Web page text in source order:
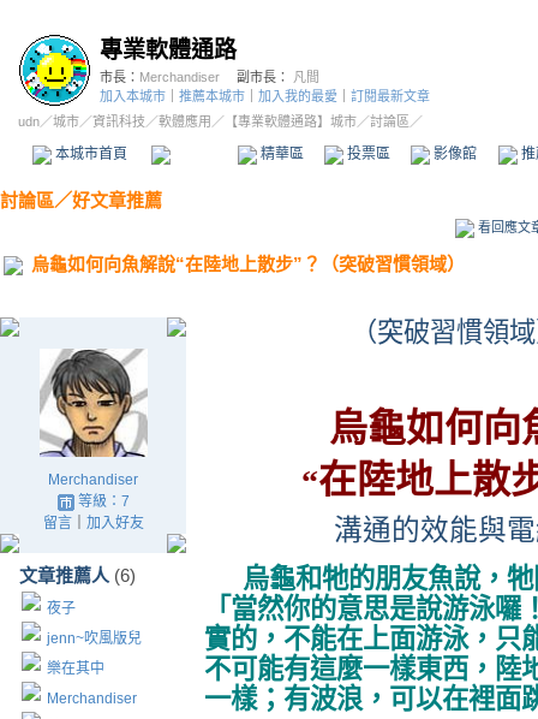
專業軟體通路
市長： Merchandiser 副市長：
凡間
加入本城市
推薦本城市 加入我的最愛
訂閱最新文章
udn／城市／資訊科技 ／軟體應用 ／ 【專業軟體通路】城市／討論區／
本城市首頁 精華區 投票區 影像館
討論區／好文章推薦
看回應文
烏龜如何向魚解說“在陸地上散步”？（突破習慣領域）
Merchandiser
等級：7
留言｜ 加入好友
文章推薦人 (6)
夜子
jenn~吹風版兒
樂在其中
Merchandiser
（突破習慣領
烏龜如何向
“在陸地上散
溝通的效能與
烏龜和牠的朋友魚說，
「當然你的意思是說游泳
實的，不能在上面游泳，只
不可能有這麼一樣東西，陸
一樣；有波浪，可以在裡面